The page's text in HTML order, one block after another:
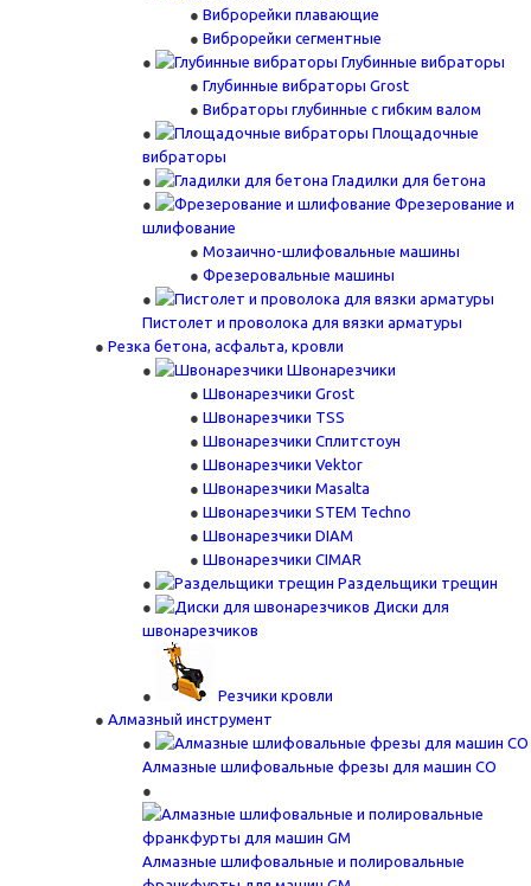
Виброрейки плавающие
Виброрейки сегментные
Глубинные вибраторы
Глубинные вибраторы Grost
Вибраторы глубинные с гибким валом
Площадочные
вибраторы
Гладилки для бетона
Фрезерование и
шлифование
Мозаично-шлифовальные машины
Фрезеровальные машины
Пистолет и проволока для вязки арматуры
Резка бетона, асфальта, кровли
Швонарезчики
Швонарезчики Grost
Швонарезчики TSS
Швонарезчики Сплитстоун
Швонарезчики Vektor
Швонарезчики Masalta
Швонарезчики STEM Techno
Швонарезчики DIAM
Швонарезчики CIMAR
Раздельщики трещин
Диски для
швонарезчиков
Резчики кровли
Алмазный инструмент
Алмазные шлифовальные фрезы для машин СО
Алмазные шлифовальные и полировальные